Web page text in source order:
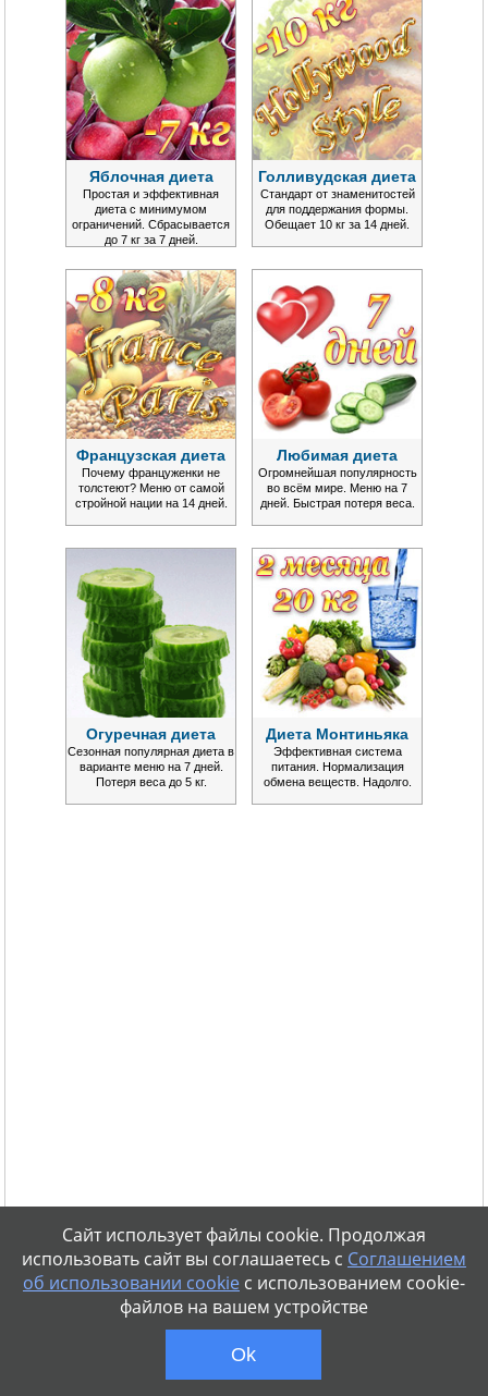
Яблочная диета
Простая и эффективная
диета с минимумом
ограничений. Сбрасывается
до 7 кг за 7 дней.
Голливудская диета
Стандарт от знаменитостей
для поддержания формы.
Обещает 10 кг за 14 дней.
Французская диета
Почему француженки не
толстеют? Меню от самой
стройной нации на 14 дней.
Любимая диета
Огромнейшая популярность
во всём мире. Меню на 7
дней. Быстрая потеря веса.
Огуречная диета
Сезонная популярная диета в
варианте меню на 7 дней.
Потеря веса до 5 кг.
Диета Монтиньяка
Эффективная система
питания. Нормализация
обмена веществ. Надолго.
Сайт использует файлы cookie. Продолжая
использовать сайт вы соглашаетесь с Соглашением
об использовании cookieс использованием cookie-
файлов на вашем устройстве
Ok